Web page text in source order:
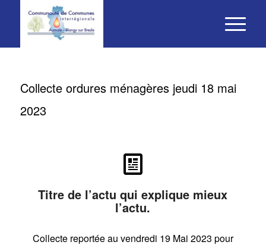
Collecte ordures ménagères jeudi 18 mai
2023
Titre de l’actu qui explique mieux
l’actu.
Collecte reportée au vendredi 19 Mai 2023 pour